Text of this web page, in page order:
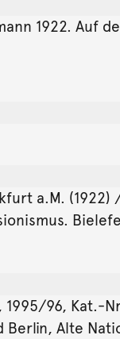
1922. Auf
a.M. (1922)
96, Kat.-
Berlin, Alte